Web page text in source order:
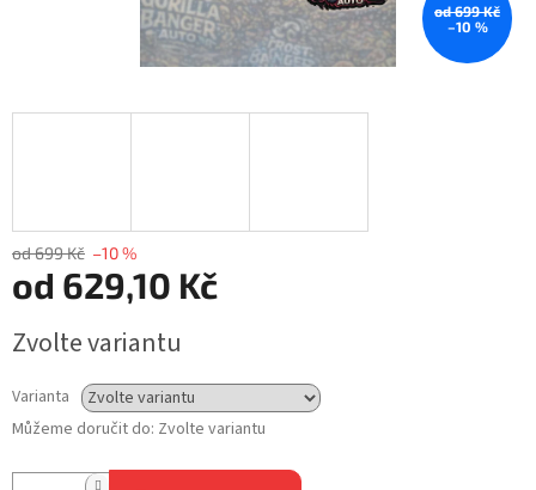
od 699 Kč
–10 %
od 699 Kč –10 %
od 629,10 Kč
cena:
Zvolte variantu
Varianta
Můžeme doručit do: Zvolte variantu